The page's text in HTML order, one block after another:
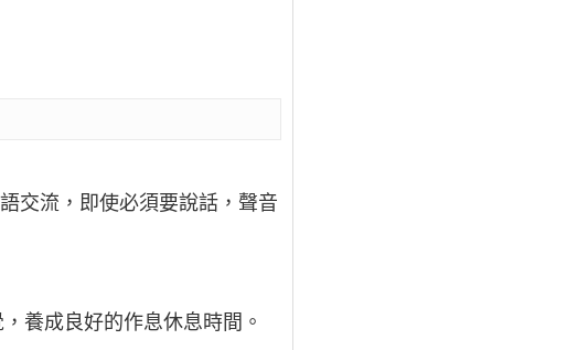
交流，即使必須要說話，聲音
養成良好的作息休息時間。